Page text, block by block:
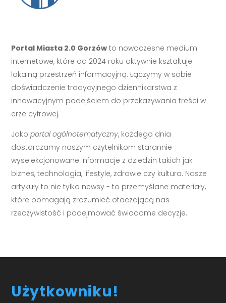
Portal Miasta 2.0 Gorzów to nowoczesne medium
internetowe, które od 2024 roku aktywnie kształtuje
lokalną przestrzeń informacyjną. Łączymy w sobie
doświadczenie tradycyjnego dziennikarstwa z
innowacyjnym podejściem do przekazywania treści w
erze cyfrowej.
Jakoportal ogólnotematyczny, każdego dnia
dostarczamy naszym czytelnikom starannie
wyselekcjonowane informacje z dziedzin takich jak
biznes, technologia, lifestyle, zdrowie czy kultura. Nasze
artykuły to nie tylko newsy - to przemyślane materiały,
które pomagają zrozumieć otaczającą nas
rzeczywistość i podejmować świadome decyzje.
Użytkowniku!